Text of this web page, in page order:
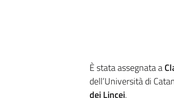
È stata assegnata a
dell’Università di
dei Lincei.